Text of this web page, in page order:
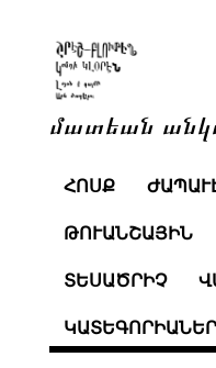
մատեան
ՀՈՍՔ
ԹՈՒԱՆՇԱՅԻՆ
ՏԵՍԱԾՐԻՉ
ԿԱՏԵԳՈՐԻԱՆԵՐ